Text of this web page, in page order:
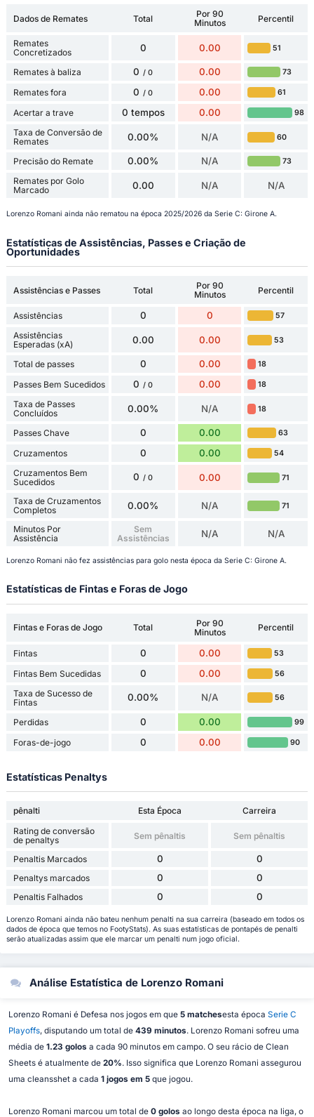
Dados de Remates Total
Por 90
Minutos
Percentil
Remates
Concretizados
0 0.00 51
Remates à baliza 0 / 0 0.00 73
Remates fora 0 / 0 0.00 61
Acertar a trave 0 tempos 0.00 98
Taxa de Conversão de
Remates
0.00% N/A 60
Precisão do Remate 0.00% N/A 73
Remates por Golo
Marcado
0.00 N/A N/A
Lorenzo Romani ainda não rematou na época 2025/2026 da Serie C: Girone A.
Estatísticas de Assistências, Passes e Criação de
Oportunidades
Assistências e Passes Total
Por 90
Minutos
Percentil
Assistências 0 0 57
Assistências
Esperadas (xA)
0.00 0.00 53
Total de passes 0 0.00 18
Passes Bem Sucedidos 0 / 0 0.00 18
Taxa de Passes
Concluídos
0.00% N/A 18
Passes Chave 0 0.00 63
Cruzamentos 0 0.00 54
Cruzamentos Bem
Sucedidos
0 / 0 0.00 71
Taxa de Cruzamentos
Completos
0.00% N/A 71
Minutos Por
Assistência
Sem
Assistências
N/A N/A
Lorenzo Romani não fez assistências para golo nesta época da Serie C: Girone A.
Estatísticas de Fintas e Foras de Jogo
Fintas e Foras de Jogo Total
Por 90
Minutos
Percentil
Fintas 0 0.00 53
Fintas Bem Sucedidas 0 0.00 56
Taxa de Sucesso de
Fintas
0.00% N/A 56
Perdidas 0 0.00 99
Foras-de-jogo 0 0.00 90
Estatísticas Penaltys
pênalti Esta Época
Carreira
Rating de conversão
de penaltys
Sem pênaltis Sem pênaltis
Penaltis Marcados 0 0
Penaltys marcados 0 0
Penaltis Falhados 0 0
Lorenzo Romani ainda não bateu nenhum penalti na sua carreira (baseado em todos os
dados de época que temos no FootyStats). As suas estatísticas de pontapés de penalti
serão atualizadas assim que ele marcar um penalti num jogo oficial.
Análise Estatística de Lorenzo Romani
Lorenzo Romani é Defesa nos jogos em que 5 matchesesta época Serie C
Playoffs, disputando um total de 439 minutos. Lorenzo Romani sofreu uma
média de 1.23 golos a cada 90 minutos em campo. O seu rácio de Clean
Sheets é atualmente de 20%. Isso significa que Lorenzo Romani assegurou
uma cleansshet a cada 1 jogos em 5que jogou.
Lorenzo Romani marcou um total de 0 golos ao longo desta época na liga, o